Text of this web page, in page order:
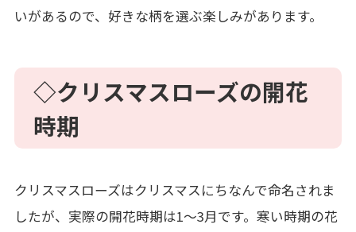
いがあるので、好きな柄を選ぶ楽しみがあります。
◇クリスマスローズの開花
時期
クリスマスローズはクリスマスにちなんで命名されま
したが、実際の開花時期は1～3月です。寒い時期の花